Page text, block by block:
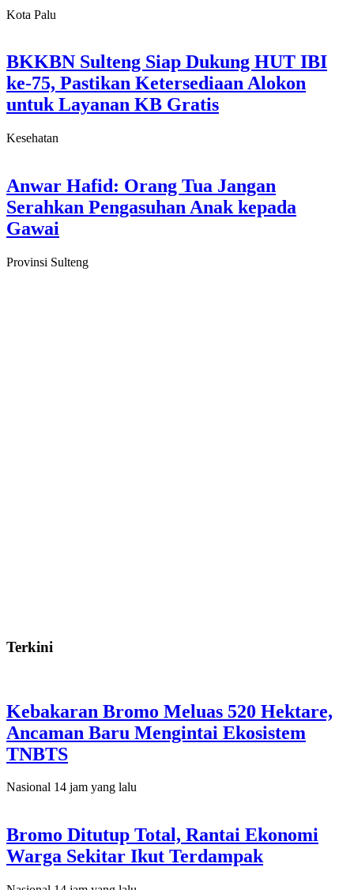
Kota Palu
BKKBN Sulteng Siap Dukung HUT IBI
ke-75, Pastikan Ketersediaan Alokon
untuk Layanan KB Gratis
Kesehatan
Anwar Hafid: Orang Tua Jangan
Serahkan Pengasuhan Anak kepada
Gawai
Provinsi Sulteng
Terkini
Kebakaran Bromo Meluas 520 Hektare,
Ancaman Baru Mengintai Ekosistem
TNBTS
Nasional 14 jam yang lalu
Bromo Ditutup Total, Rantai Ekonomi
Warga Sekitar Ikut Terdampak